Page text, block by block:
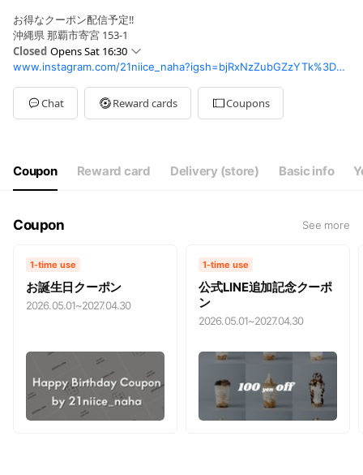
お得なクーポン配信予定‼︎
沖縄県 那覇市寄宮 153-1
Closed Opens Sat 16:30
Sun16:30 - :00
Mon16:30 - 00:00
Tue16:30 - 00:00
Wed16:30 - 00:00
www.instagram.com/21niice_naha?igsh=bjRxNzZubGZzYTk%3D&utm_source=qr
Chat Reward cards Coupons
Coupon Reward card Delivery (store) Basic info
Coupon See more
1-time use
お誕生日クーポン
2026.05.01~2027.04.30
1-time use
公式LINE追加記念クーポ
ン
2026.05.01~2027.04.30